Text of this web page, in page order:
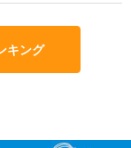
キング